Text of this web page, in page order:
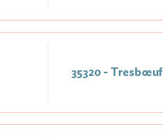
35320 - Tresbœuf